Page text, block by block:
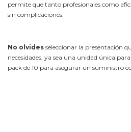
permite que tanto profesionales como
sin complicaciones.
No olvides seleccionar la presentación
necesidades, ya sea una unidad única
pack de 10 para asegurar un suministro